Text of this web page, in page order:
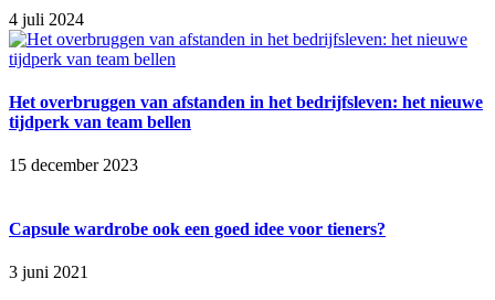
4 juli 2024
Het overbruggen van afstanden in het bedrijfsleven: het nieuwe
tijdperk van team bellen
15 december 2023
Capsule wardrobe ook een goed idee voor tieners?
3 juni 2021